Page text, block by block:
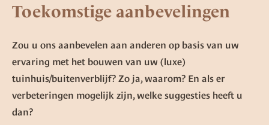
Toekomstige aanbevelingen
Zou u ons aanbevelen aan anderen op basis van uw
ervaring met het bouwen van uw (luxe)
tuinhuis/buitenverblijf? Zo ja, waarom? En als er
verbeteringen mogelijk zijn, welke suggesties heeft u
dan?